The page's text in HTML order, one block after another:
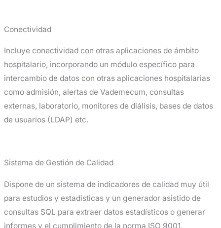
Conectividad
Incluye conectividad con otras aplicaciones de ámbito
hospitalario, incorporando un módulo específico para
intercambio de datos con otras aplicaciones hospitalarias
como admisión, alertas de Vademecum, consultas
externas, laboratorio, monitores de diálisis, bases de datos
de usuarios (LDAP) etc.
Sistema de Gestión de Calidad
Dispone de un sistema de indicadores de calidad muy útil
para estudios y estadísticas y un generador asistido de
consultas SQL para extraer datos estadísticos o generar
informes y el cumplimiento de la norma ISO 9001.